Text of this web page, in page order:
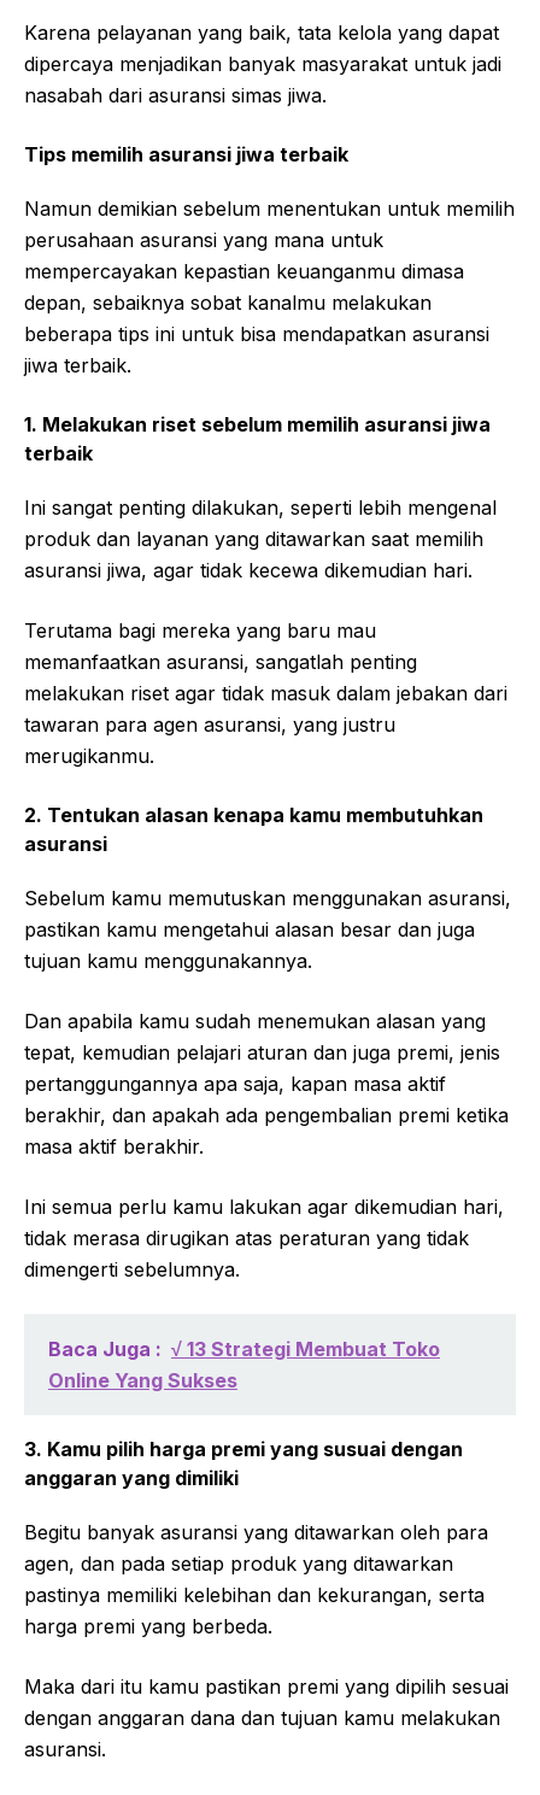
Karena pelayanan yang baik, tata kelola yang dapat
dipercaya menjadikan banyak masyarakat untuk jadi
nasabah dari asuransi simas jiwa.
Tips memilih asuransi jiwa terbaik
Namun demikian sebelum menentukan untuk memilih
perusahaan asuransi yang mana untuk
mempercayakan kepastian keuanganmu dimasa
depan, sebaiknya sobat kanalmu melakukan
beberapa tips ini untuk bisa mendapatkan asuransi
jiwa terbaik.
1. Melakukan riset sebelum memilih asuransi jiwa
terbaik
Ini sangat penting dilakukan, seperti lebih mengenal
produk dan layanan yang ditawarkan saat memilih
asuransi jiwa, agar tidak kecewa dikemudian hari.
Terutama bagi mereka yang baru mau
memanfaatkan asuransi, sangatlah penting
melakukan riset agar tidak masuk dalam jebakan dari
tawaran para agen asuransi, yang justru
merugikanmu.
2. Tentukan alasan kenapa kamu membutuhkan
asuransi
Sebelum kamu memutuskan menggunakan asuransi,
pastikan kamu mengetahui alasan besar dan juga
tujuan kamu menggunakannya.
Dan apabila kamu sudah menemukan alasan yang
tepat, kemudian pelajari aturan dan juga premi, jenis
pertanggungannya apa saja, kapan masa aktif
berakhir, dan apakah ada pengembalian premi ketika
masa aktif berakhir.
Ini semua perlu kamu lakukan agar dikemudian hari,
tidak merasa dirugikan atas peraturan yang tidak
dimengerti sebelumnya.
Baca Juga : √ 13 Strategi Membuat Toko
Online Yang Sukses
3. Kamu pilih harga premi yang susuai dengan
anggaran yang dimiliki
Begitu banyak asuransi yang ditawarkan oleh para
agen, dan pada setiap produk yang ditawarkan
pastinya memiliki kelebihan dan kekurangan, serta
harga premi yang berbeda.
Maka dari itu kamu pastikan premi yang dipilih sesuai
dengan anggaran dana dan tujuan kamu melakukan
asuransi.